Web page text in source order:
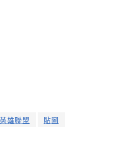
英雄聯盟 貼圖